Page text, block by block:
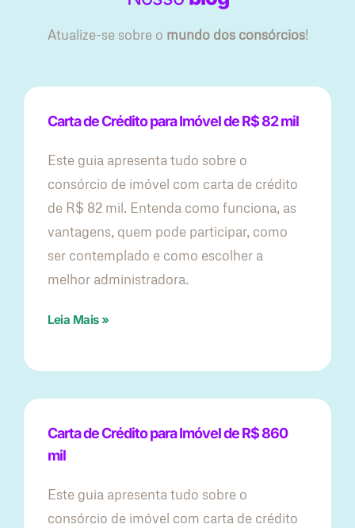
Atualize-se sobre o mundo dos consórcios!
Carta de Crédito para Imóvel de R$ 82 mil
Este guia apresenta tudo sobre o
consórcio de imóvel com carta de crédito
de R$ 82 mil. Entenda como funciona, as
vantagens, quem pode participar, como
ser contemplado e como escolher a
melhor administradora.
Leia Mais »
Carta de Crédito para Imóvel de R$ 860
mil
Este guia apresenta tudo sobre o
consórcio de imóvel com carta de crédito